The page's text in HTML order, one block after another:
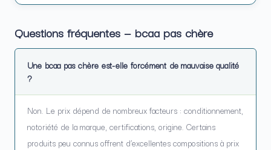
Questions fréquentes — bcaa pas chère
Une bcaa pas chère est-elle forcément de mauvaise qualité
?
Non. Le prix dépend de nombreux facteurs : conditionnement,
notoriété de la marque, certifications, origine. Certains
produits peu connus offrent d’excellentes compositions à prix